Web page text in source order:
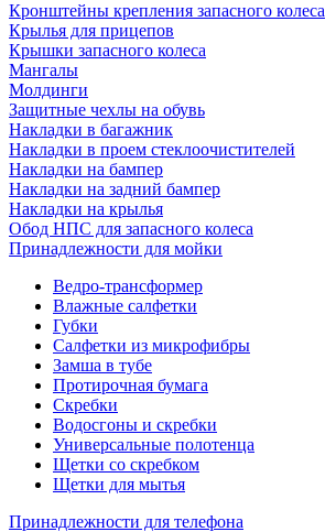
Кронштейны крепления запасного колеса
Крылья для прицепов
Крышки запасного колеса
Мангалы
Молдинги
Защитные чехлы на обувь
Накладки в багажник
Накладки в проем стеклоочистителей
Накладки на бампер
Накладки на задний бампер
Накладки на крылья
Обод НПС для запасного колеса
Принадлежности для мойки
Ведро-трансформер
Влажные салфетки
Губки
Салфетки из микрофибры
Замша в тубе
Протирочная бумага
Скребки
Водосгоны и скребки
Универсальные полотенца
Щетки со скребком
Щетки для мытья
Принадлежности для телефона